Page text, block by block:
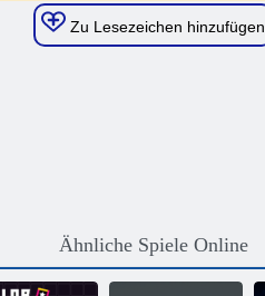
Zu Lesezeichen hinzufügen
Ähnliche Spiele Online